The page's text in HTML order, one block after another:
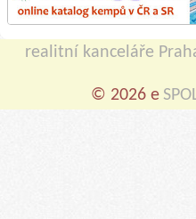
realitní kanceláře
© 2026 e